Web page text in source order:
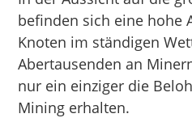
befinden sich eine hohe
Knoten im ständigen
Abertausenden an
nur ein einziger die
Mining erhalten.